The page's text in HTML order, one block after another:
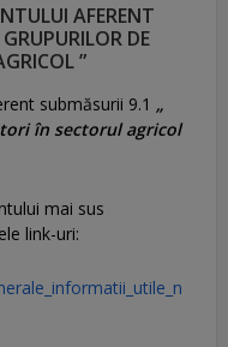
AFERENT
DE
”
submăsurii 9.1 „
în sectorul agricol
mai sus
link-uri: